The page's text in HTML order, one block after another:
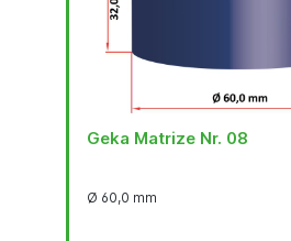
Geka Matrize Nr. 08
Ø 60,0 mm